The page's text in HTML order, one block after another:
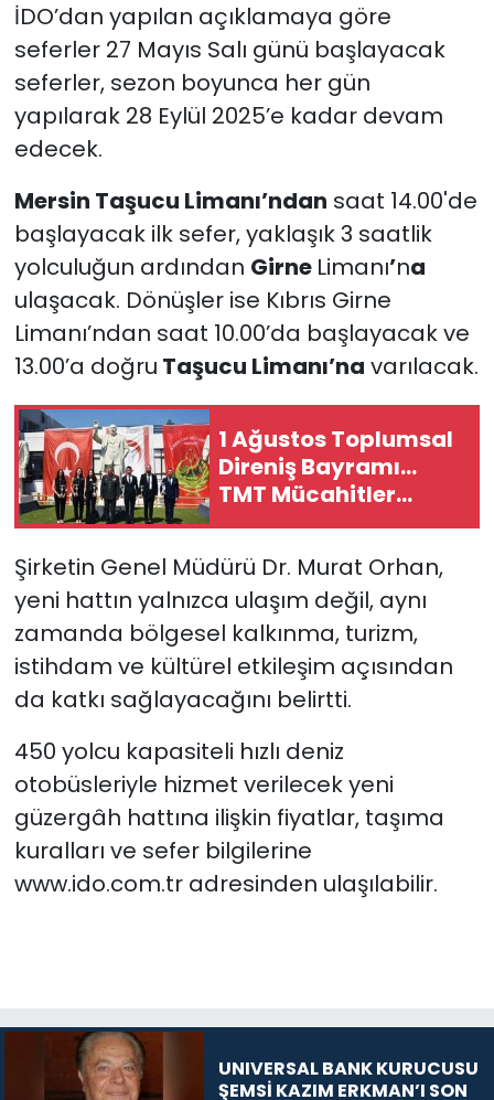
İDO’dan yapılan açıklamaya göre
seferler 27 Mayıs Salı günü başlayacak
seferler, sezon boyunca her gün
yapılarak 28 Eylül 2025’e kadar devam
edecek.
Mersin Taşucu Limanı’ndan saat 14.00'de
başlayacak ilk sefer, yaklaşık 3 saatlik
yolculuğun ardından Girne Limanı’na
ulaşacak. Dönüşler ise Kıbrıs Girne
Limanı’ndan saat 10.00’da başlayacak ve
13.00’a doğru Taşucu Limanı’na varılacak.
1 Ağustos Toplumsal
Direniş Bayramı...
TMT Mücahitler
Derneği’nde tören
Şirketin Genel Müdürü Dr. Murat Orhan,
yeni hattın yalnızca ulaşım değil, aynı
zamanda bölgesel kalkınma, turizm,
istihdam ve kültürel etkileşim açısından
da katkı sağlayacağını belirtti.
450 yolcu kapasiteli hızlı deniz
otobüsleriyle hizmet verilecek yeni
güzergâh hattına ilişkin fiyatlar, taşıma
kuralları ve sefer bilgilerine
www.ido.com.tr adresinden ulaşılabilir.
UNIVERSAL BANK KURUCUSU
ŞEMSİ KAZIM ERKMAN’I SON
SAĞLIK
Spor
Teknoloji
TÜRKiYE
Video Galeri
YAŞAM
Yazarlar